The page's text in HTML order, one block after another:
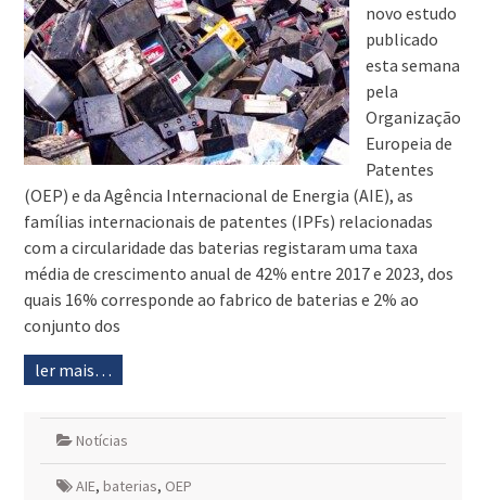
novo estudo
publicado
esta semana
pela
Organização
Europeia de
Patentes
(OEP) e da Agência Internacional de Energia (AIE), as
famílias internacionais de patentes (IPFs) relacionadas
com a circularidade das baterias registaram uma taxa
média de crescimento anual de 42% entre 2017 e 2023, dos
quais 16% corresponde ao fabrico de baterias e 2% ao
conjunto dos
ler mais…
Notícias
AIE, baterias, OEP